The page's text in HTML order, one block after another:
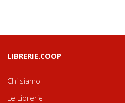
LIBRERIE.COOP
Chi siamo
Le Librerie